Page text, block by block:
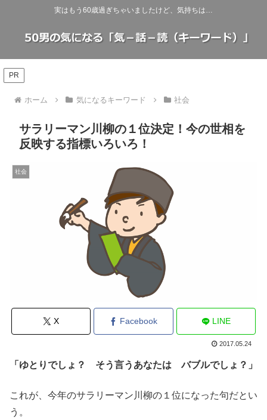
実はもう60歳過ぎちゃいましたけど、気持ちは…
PR
ホーム 気になるキーワード 社会
サラリーマン川柳の１位決定！今の世相を
反映する指標いろいろ！
社会
X Facebook LINE
2017.05.24
「ゆとりでしょ？ そう言うあなたは バブルでしょ？」
これが、今年のサラリーマン川柳の１位になった句だとい
う。